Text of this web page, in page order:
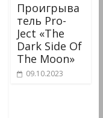
Проигрыва
тель Pro-
Ject «The
Dark Side Of
The Moon»
09.10.2023